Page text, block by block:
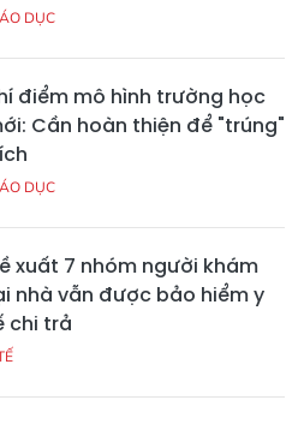
DỤC
điểm mô hình trường học
Cần hoàn thiện để "trúng"
DỤC
xuất 7 nhóm người khám
nhà vẫn được bảo hiểm y
chi trả